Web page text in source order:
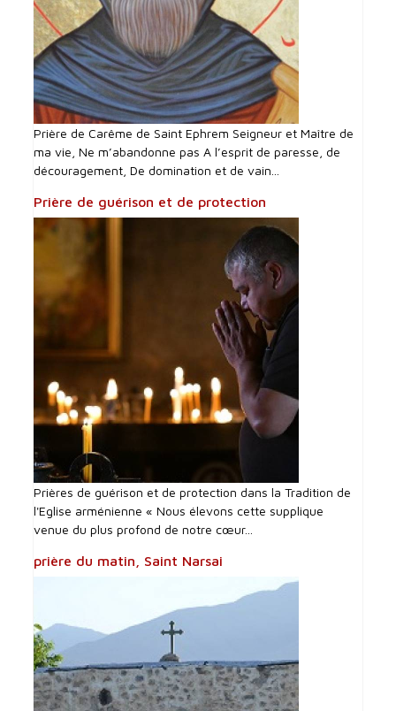
Prière de Carême de Saint Ephrem Seigneur et Maître de
ma vie, Ne m’abandonne pas A l’esprit de paresse, de
découragement, De domination et de vain...
Prière de guérison et de protection
Prières de guérison et de protection dans la Tradition de
l'Eglise arménienne « Nous élevons cette supplique
venue du plus profond de notre cœur...
prière du matin, Saint Narsai